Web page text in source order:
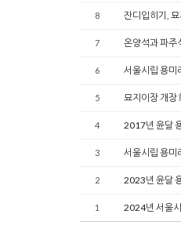
8 잔디입히기,
7 온양석과 파주
6 서울시립 용미
5 묘지이장 개장
4 2017년 윤달
3 서울시립 용미
2 2023년 윤달
1 2024년 서울